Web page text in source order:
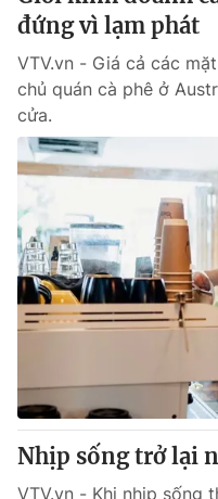
đứng vì lạm phát
VTV.vn - Giá cả các
chủ quán cà phê ở
cửa.
Nhịp sống trở lại
VTV.vn - Khi nhịp sống